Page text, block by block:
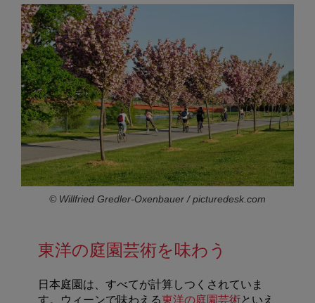
© Willfried Gredler-Oxenbauer / picturedesk.com
東洋の庭園芸術を味わう
日本庭園は、すべてが計算しつくされていま
す。ウィーンで味わえる東洋の庭園芸術といえ